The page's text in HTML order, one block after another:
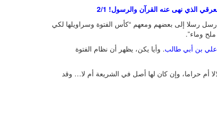
الذي نهى عنه القرآن والرسول! 2/1
رسلا إلى بعضهم ومعهم “كأس الفتوة وسراويلها لكي
وماء”.
علي بن أبي طالب. وأيا يكن، يظهر أن نظام الفتوة
أم حراما، وإن كان لها أصل في الشريعة أم لا… وقد